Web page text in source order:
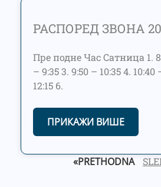
РАСПОРЕД ЗВОНА
Пре подне Час Сатница 1.
– 9:35 3. 9:50 – 10:35 4. 10:40
12:15 6.
ПРИКАЖИ ВИШЕ
«PRETHODNA